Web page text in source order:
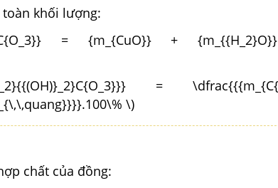
khối lượng:
= {m_{CuO}} +
=
\)
chất của đồng: